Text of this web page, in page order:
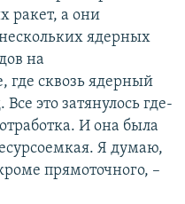
ракет, а они
ядерных
на
где сквозь ядерный
это затянулось где-
И она была
Я думаю,
прямоточного, –